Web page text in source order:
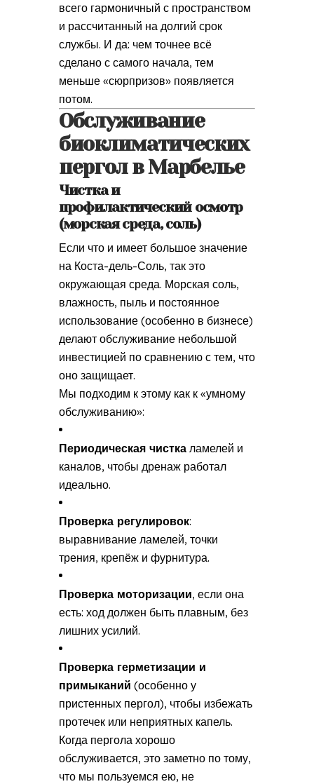
всего гармоничный с пространством
и рассчитанный на долгий срок
службы. И да: чем точнее всё
сделано с самого начала, тем
меньше «сюрпризов» появляется
потом.
Обслуживание
биоклиматических
пергол в Марбелье
Чистка и
профилактический осмотр
(морская среда, соль)
Если что и имеет большое значение
на Коста-дель-Соль, так это
окружающая среда. Морская соль,
влажность, пыль и постоянное
использование (особенно в бизнесе)
делают обслуживание небольшой
инвестицией по сравнению с тем, что
оно защищает.
Мы подходим к этому как к «умному
обслуживанию»:
Периодическая чистка ламелей и
каналов, чтобы дренаж работал
идеально.
Проверка регулировок:
выравнивание ламелей, точки
трения, крепёж и фурнитура.
Проверка моторизации, если она
есть: ход должен быть плавным, без
лишних усилий.
Проверка герметизации и
примыканий (особенно у
пристенных пергол), чтобы избежать
протечек или неприятных капель.
Когда пергола хорошо
обслуживается, это заметно по тому,
что мы пользуемся ею, не